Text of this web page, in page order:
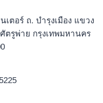
เตอร์ ถ. บำรุงเมือง แขวง
ตรูพ่าย กรุงเทพมหานคร